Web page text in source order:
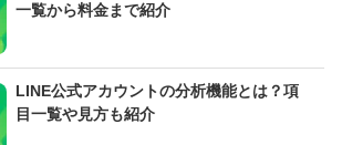
一覧から料金まで紹介
LINE公式アカウントの分析機能とは？項
目一覧や見方も紹介